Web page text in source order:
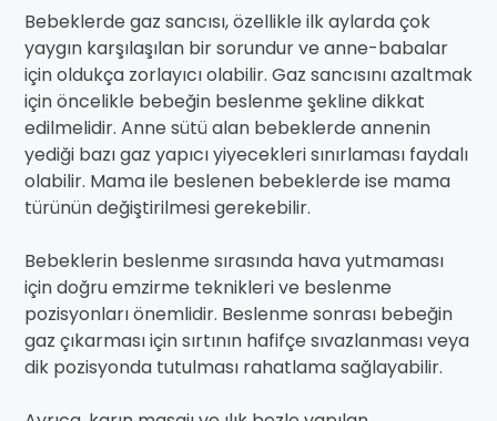
Bebeklerde gaz sancısı, özellikle ilk aylarda çok
yaygın karşılaşılan bir sorundur ve anne-babalar
için oldukça zorlayıcı olabilir. Gaz sancısını azaltmak
için öncelikle bebeğin beslenme şekline dikkat
edilmelidir. Anne sütü alan bebeklerde annenin
yediği bazı gaz yapıcı yiyecekleri sınırlaması faydalı
olabilir. Mama ile beslenen bebeklerde ise mama
türünün değiştirilmesi gerekebilir.
Bebeklerin beslenme sırasında hava yutmaması
için doğru emzirme teknikleri ve beslenme
pozisyonları önemlidir. Beslenme sonrası bebeğin
gaz çıkarması için sırtının hafifçe sıvazlanması veya
dik pozisyonda tutulması rahatlama sağlayabilir.